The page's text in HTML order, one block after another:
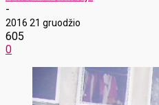
-
2016 21 gruodžio
605
0